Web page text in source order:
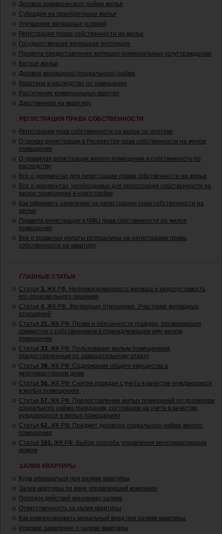
Договор коммерческого найма жилья
Субсидия на приобретение жилья
Улучшение жилищных условий
Регистрация права собственности на жилье
Государственная жилищная инспекция
Правила предоставления жилищно-коммунальных услуг гражданам
Ветхое жилье
Договор жилищного (социального) найма
Квартира в наследство по завещанию
Расселение коммунальных квартир
Дарственная на квартиру
РЕГИСТРАЦИЯ ПРАВА СОБСТВЕННОСТИ
Регистрация прав собственности на жилье по ипотеке
О сроках регистрации в Росреестре прав собственности на жилое
помещение
О правилах регистрации жилого помещения в собственность по
наследству
Все о документах для регистрации права собственности на жилье
Все о документах, необходимых для регистрации собственности на
жилое помещение в новостройке
Как оформить заявление на регистрацию прав собственности на
жилье
Правила регистрации в МФЦ прав собственности на жилое
помещение
Все о правилах оплаты госпошлины на регистрацию права
собственности на квартиру
ГЛАВНЫЕ СТАТЬИ
Статья 3. ЖК РФ. Неприкосновенность жилища и недопустимость
его произвольного лишения
Статья 4. ЖК РФ. Жилищные отношения. Участники жилищных
отношений
Статья 31. ЖК РФ. Права и обязанности граждан, проживающих
совместно с собственником в принадлежащем ему жилом
помещении
Статья 33. ЖК РФ. Пользование жилым помещением,
предоставленным по завещательному отказу
Статья 39. ЖК РФ. Содержание общего имущества в
многоквартирном доме
Статья 56. ЖК РФ. Снятие граждан с учета в качестве нуждающихся
в жилых помещениях
Статья 57. ЖК РФ. Предоставление жилых помещений по договорам
социального найма гражданам, состоящим на учете в качестве
нуждающихся в жилых помещениях
Статья 62. ЖК РФ. Предмет договора социального найма жилого
помещения
Статья 161. ЖК РФ. Выбор способа управления многоквартирным
домом
ЗАЛИВ КВАРТИРЫ
Куда обращаться при заливе квартиры
Залив квартиры по вине управляющей компании
Порядок действий виновнику залива
Ответственность за залив квартиры
Как компенсировать моральный вред при заливе квартиры
Исковое заявление о заливе квартиры